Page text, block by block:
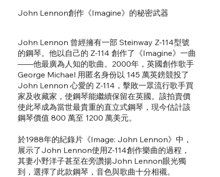
John Lennon 曾經擁有一部 Steinway Z-114型號
的鋼琴。他以自己的 Z-114 創作了《Imagine》一曲
——他最廣為人知的歌曲。2000年，英國創作歌手
George Michael 用匿名身份以 145 萬英鎊競投了
John Lennon 心愛的 Z-114，擊敗一眾流行歌手買
家及收藏家，使鋼琴能繼續保留在英國。該拍賣價
使此琴成為當世最貴重的直立式鋼琴，現今估計該
鋼琴價值 800 萬至 1200 萬美元。
於1988年的紀錄片《Image: John Lennon》中，
展示了John Lennon使用Z-114創作樂曲的過程，
其妻小野洋子甚至在旁讚揚John Lennon眼光獨
到，選擇了此款鋼琴，音色與歌曲十分相襯。
John Lennon創作《Imagine》的秘密武器